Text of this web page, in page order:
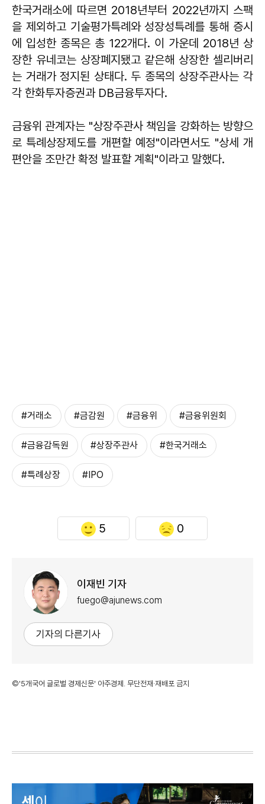
한국거래소에 따르면 2018년부터 2022년까지 스팩
을 제외하고 기술평가특례와 성장성특례를 통해 증시
에 입성한 종목은 총 122개다. 이 가운데 2018년 상
장한 유네코는 상장폐지됐고 같은해 상장한 셀리버리
는 거래가 정지된 상태다. 두 종목의 상장주관사는 각
각 한화투자증권과 DB금융투자다.
금융위 관계자는 "상장주관사 책임을 강화하는 방향으
로 특례상장제도를 개편할 예정"이라면서도 "상세 개
편안을 조만간 확정 발표할 계획"이라고 말했다.
#거래소 #금감원 #금융위 #금융위원회
#금융감독원 #상장주관사 #한국거래소
#특례상장 #IPO
5 0
이재빈 기자
fuego@ajunews.com
기자의 다른기사
©'5개국어 글로벌 경제신문' 아주경제. 무단전재·재배포 금지